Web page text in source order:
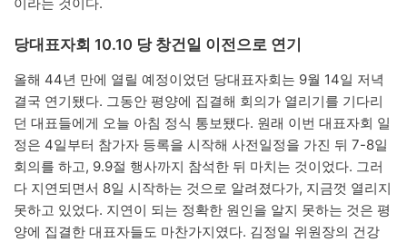
이라는 것이다.
당대표자회 10.10 당 창건일 이전으로 연기
올해 44년 만에 열릴 예정이었던 당대표자회는 9월 14일 저녁
결국 연기됐다. 그동안 평양에 집결해 회의가 열리기를 기다리
던 대표들에게 오늘 아침 정식 통보됐다. 원래 이번 대표자회 일
정은 4일부터 참가자 등록을 시작해 사전일정을 가진 뒤 7-8일
회의를 하고, 9.9절 행사까지 참석한 뒤 마치는 것이었다. 그러
다 지연되면서 8일 시작하는 것으로 알려졌다가, 지금껏 열리지
못하고 있었다. 지연이 되는 정확한 원인을 알지 못하는 것은 평
양에 집결한 대표자들도 마찬가지였다. 김정일 위원장의 건강